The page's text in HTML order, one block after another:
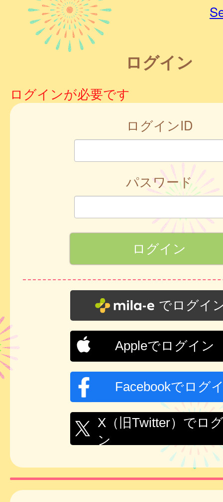
ログイン
ログインが必要です
ログインID
パスワード
でログイ
Appleでログイン
Facebookでログ
X（旧Twitter）でロ
ン